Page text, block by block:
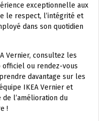
exceptionnelle aux
le respect, l’intégrité et
dans son quotidien
Vernier, consultez les
ou rendez-vous
davantage sur les
IKEA Vernier et
l’amélioration du
!